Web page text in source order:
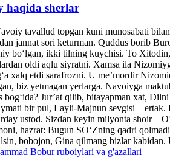
haqida sherlar
tavallud topgan kuni munosabati
jannat sori keturman. Quddus borib
bo‘lgan, ikki tilning kuychisi. To
oldi aqlu siyratni. Xamsa ila
xalq etdi sarafrozni. U me’mordir
biz yetmagan yerlarga. Navoiyga
Jur’at qilib, bitayapman xat,
bir pul, Layli-Majnun sevgisi – ertak.
ustod. Sizdan keyin milyonta shoir –
hazrat: Bugun SO‘Zning qadri
bobojon, Gina qilmang bizlar